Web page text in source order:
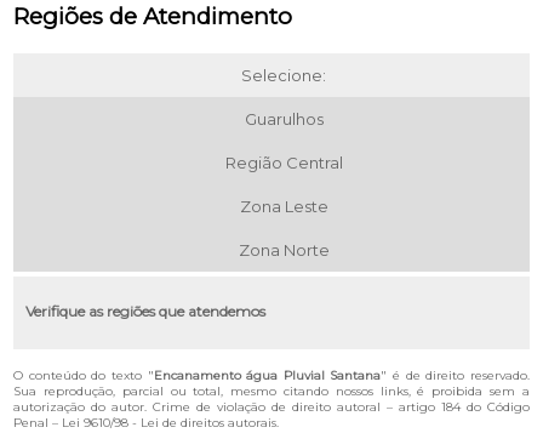
Regiões de Atendimento
Selecione:
Guarulhos
Região Central
Zona Leste
Zona Norte
Verifique as regiões que atendemos
O conteúdo do texto "Encanamento água Pluvial Santana" é de direito reservado.
Sua reprodução, parcial ou total, mesmo citando nossos links, é proibida sem a
autorização do autor. Crime de violação de direito autoral – artigo 184 do Código
Penal – Lei 9610/98 - Lei de direitos autorais.